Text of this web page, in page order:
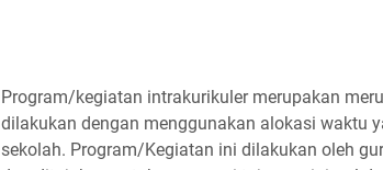
Program/kegiatan intrakurikuler merupakan
dilakukan dengan menggunakan alokasi waktu
sekolah. Program/Kegiatan ini dilakukan oleh